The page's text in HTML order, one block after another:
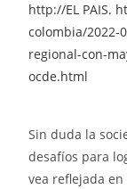
http://EL PAIS.
colombia/2022-
regional-con-
ocde.html
Sin duda la
desafíos para
vea reflejada